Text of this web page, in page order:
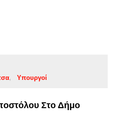
Υπουργοί
Στο Δήμο